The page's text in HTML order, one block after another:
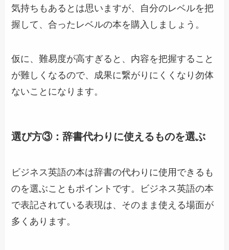
気持ちもあるとは思いますが、自分のレベルを把
握して、合ったレベルの本を購入しましょう。
仮に、難易度が高すぎると、内容を把握すること
が難しくなるので、成果に繋がりにくくなり勿体
ないことになります。
選び方③：辞書代わりに使えるものを選ぶ
ビジネス英語の本は辞書の代わりに使用できるも
のを選ぶこともポイントです。ビジネス英語の本
で表記されている表現は、そのまま使える場面が
多くあります。